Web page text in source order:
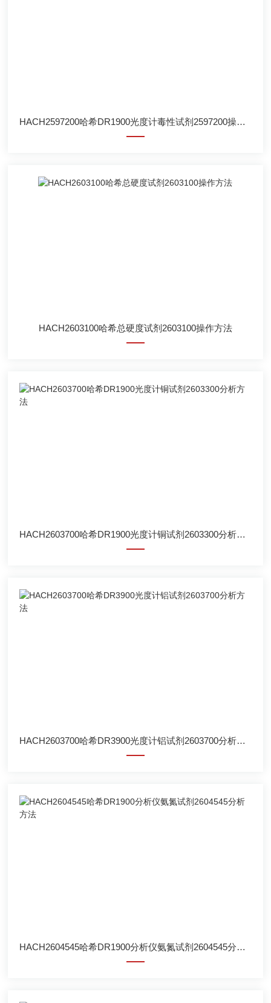
HACH2597200哈希DR1900光度计毒性试剂2597200操作方法
HACH2603100哈希总硬度试剂2603100操作方法
HACH2603700哈希DR1900光度计铜试剂2603300分析方法
HACH2603700哈希DR3900光度计铝试剂2603700分析方法
HACH2604545哈希DR1900分析仪氨氮试剂2604545分析方法